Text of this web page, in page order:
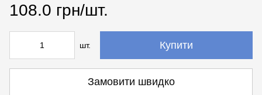
108.0 грн/шт.
шт. Купити
Замовити швидко